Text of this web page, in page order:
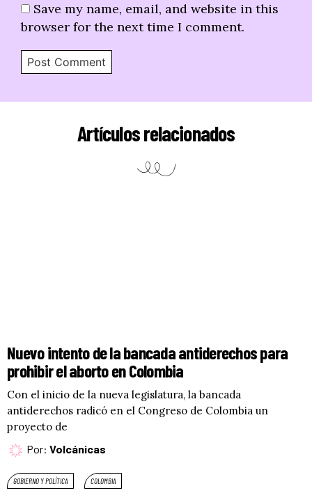
Save my name, email, and website in this
browser for the next time I comment.
Artículos relacionados
Nuevo intento de la bancada antiderechos para
prohibir el aborto en Colombia
Con el inicio de la nueva legislatura, la bancada
antiderechos radicó en el Congreso de Colombia un
proyecto de
Por: Volcánicas
GOBIERNO Y POLÍTICA COLOMBIA